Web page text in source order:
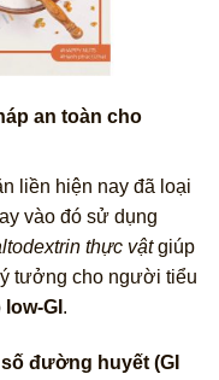
an toàn cho
liền hiện nay đã loại
vào đó sử dụng
thực vậtgiúp
tưởng cho người tiểu
low‑GI .
đường huyết (GI